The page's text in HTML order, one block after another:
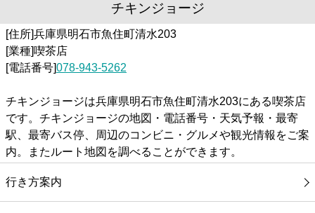
チキンジョージ
[住所]兵庫県明石市魚住町清水203
[業種]喫茶店
[電話番号]078-943-5262
チキンジョージは兵庫県明石市魚住町清水203にある喫茶店
です。チキンジョージの地図・電話番号・天気予報・最寄
駅、最寄バス停、周辺のコンビニ・グルメや観光情報をご案
内。またルート地図を調べることができます。
行き方案内